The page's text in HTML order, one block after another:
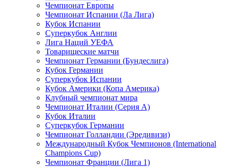
Чемпионат Европы
Чемпионат Испании (Ла Лига)
Кубок Испании
Суперкубок Англии
Лига Наций УЕФА
Товарищеские матчи
Чемпионат Германии (Бундеслига)
Кубок Германии
Суперкубок Испании
Кубок Америки (Копа Америка)
Клубный чемпионат мира
Чемпионат Италии (Серия А)
Кубок Италии
Суперкубок Германии
Чемпионат Голландии (Эредивизи)
Международный Кубок Чемпионов (International
Champions Cup)
Чемпионат Франции (Лига 1)